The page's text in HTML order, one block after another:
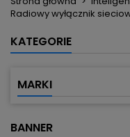
Radiowy wyłącznik
KATEGORIE
MARKI
BANNER